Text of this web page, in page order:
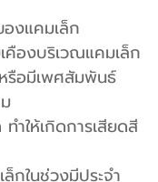
องแคมเล็ก
คืองบริเวณแคมเล็ก
รือมีเพศสัมพันธ์
ำให้เกิดการเสียดสี
กในช่วงมีประจำ